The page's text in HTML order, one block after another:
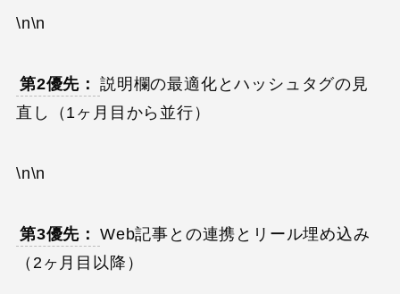
\n\n
第2優先： 説明欄の最適化とハッシュタグの見
直し（1ヶ月目から並行）
\n\n
第3優先： Web記事との連携とリール埋め込み
（2ヶ月目以降）